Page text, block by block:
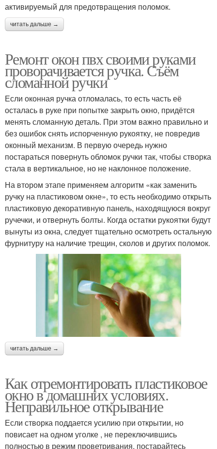
активируемый для предотвращения поломок.
читать дальше →
Ремонт окон пвх своими руками
проворачивается ручка. Съём
сломанной ручки
Если оконная ручка отломалась, то есть часть её
осталась в руке при попытке закрыть окно, придётся
менять сломанную деталь. При этом важно правильно и
без ошибок снять испорченную рукоятку, не повредив
оконный механизм. В первую очередь нужно
постараться повернуть обломок ручки так, чтобы створка
стала в вертикальное, но не наклонное положение.
На втором этапе применяем алгоритм «как заменить
ручку на пластиковом окне», то есть необходимо открыть
пластиковую декоративную панель, находящуюся вокруг
ручечки, и отвернуть болты. Когда остатки рукоятки будут
вынуты из окна, следует тщательно осмотреть остальную
фурнитуру на наличие трещин, сколов и других поломок.
читать дальше →
Как отремонтировать пластиковое
окно в домашних условиях.
Неправильное открывание
Если створка поддается усилию при открытии, но
повисает на одном уголке , не переключившись
полностью в режим проветривания, постарайтесь